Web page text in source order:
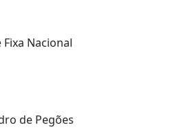
Nacional
de Pegões